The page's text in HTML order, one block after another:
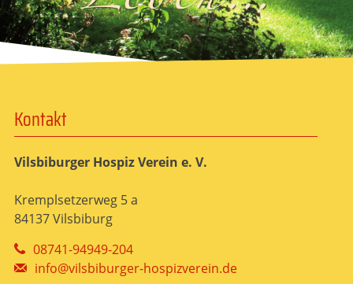
Kontakt
Vilsbiburger Hospiz Verein e. V.
Kremplsetzerweg 5 a
84137 Vilsbiburg
08741-94949-204
info@vilsbiburger-hospizverein.de